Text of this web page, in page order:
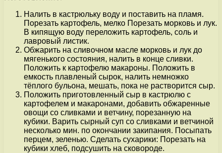
Налить в кастрюльку воду и поставить на пламя.
Порезать картофель, мелко Порезать морковь и лук.
В кипящую воду переложить картофель, соль и
лавровый листик.
Обжарить на сливочном масле морковь и лук до
мягенького состояния, налить в конце сливки.
Положить к картофелю макароны. Положить в
емкость плавленый сырок, налить немножко
тёплого бульона, мешать, пока не растворится сыр.
Положить приготовленный сыр в кастрюлю с
картофелем и макаронами, добавить обжаренные
овощи со сливками и ветчину, порезанную на
кубики. Варить сырный суп со сливками и ветчиной
несколько мин. по окончании закипания. Посыпать
перцем, зеленью. Сделать сухарики: Порезать на
кубики хлеб, подсушить на сковороде.